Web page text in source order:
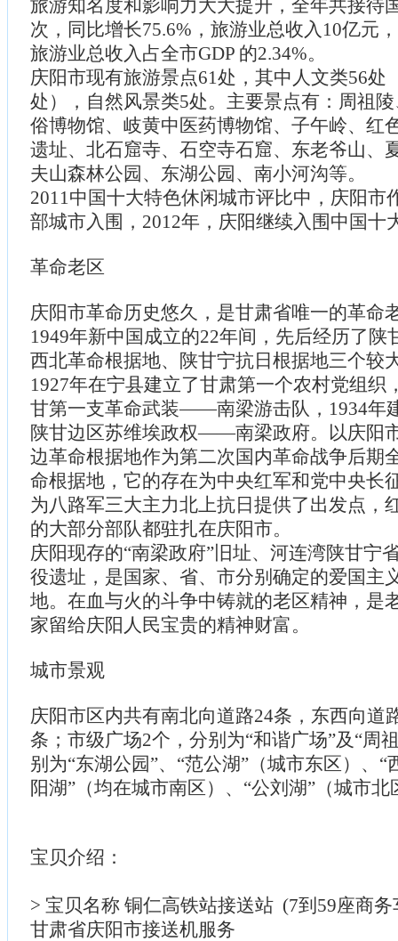
旅游知名度和影响力大大提升，全年共接待
次，同比增长75.6%，旅游业总收入10亿元
旅游业总收入占全市GDP 的2.34%。
庆阳市现有旅游景点61处，其中人文类56处
处），自然风景类5处。主要景点有：周祖
俗博物馆、岐黄中医药博物馆、子午岭、红
遗址、北石窟寺、石空寺石窟、东老爷山、
夫山森林公园、东湖公园、南小河沟等。
2011中国十大特色休闲城市评比中，庆阳市
部城市入围，2012年，庆阳继续入围中国
革命老区
庆阳市革命历史悠久，是甘肃省唯一的革命
1949年新中国成立的22年间，先后经历了陕
西北革命根据地、陕甘宁抗日根据地三个较
1927年在宁县建立了甘肃第一个农村党组织
甘第一支革命武装——南梁游击队，1934年
陕甘边区苏维埃政权——南梁政府。以庆阳
边革命根据地作为第二次国内革命战争后期
命根据地，它的存在为中央红军和党中央长
为八路军三大主力北上抗日提供了出发点，
的大部分部队都驻扎在庆阳市。
庆阳现存的“南梁政府”旧址、河连湾陕甘宁
役遗址，是国家、省、市分别确定的爱国主
地。在血与火的斗争中铸就的老区精神，是
家留给庆阳人民宝贵的精神财富。
城市景观
庆阳市区内共有南北向道路24条，东西向道
条；市级广场2个，分别为“和谐广场”及“周
别为“东湖公园”、“范公湖”（城市东区）、“
阳湖”（均在城市南区）、“公刘湖”（城市北
宝贝介绍：
> 宝贝名称 铜仁高铁站接送站 (7到59座商
甘肃省庆阳市接送机服务